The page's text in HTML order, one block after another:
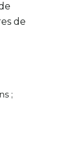
de
;